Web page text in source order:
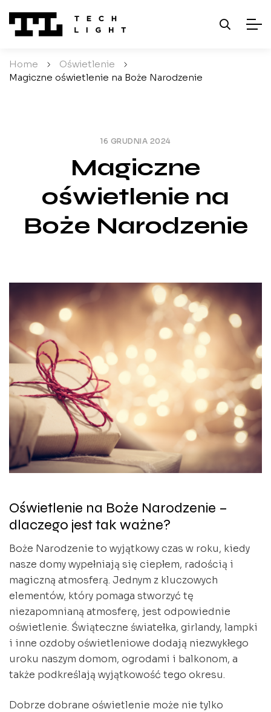
Home / Oświetlenie
/
Magiczne oświetlenie na Boże Narodzenie
16 GRUDNIA 2024
Magiczne
oświetlenie na
Boże Narodzenie
Oświetlenie na Boże Narodzenie –
dlaczego jest tak ważne?
Boże Narodzenie to wyjątkowy czas w roku, kiedy
nasze domy wypełniają się ciepłem, radością i
magiczną atmosferą. Jednym z kluczowych
elementów, który pomaga stworzyć tę
niezapomnianą atmosferę, jest odpowiednie
oświetlenie. Świąteczne światełka, girlandy, lampki
i inne ozdoby oświetleniowe dodają niezwykłego
uroku naszym domom, ogrodami i balkonom, a
także podkreślają wyjątkowość tego okresu.
Dobrze dobrane oświetlenie może nie tylko